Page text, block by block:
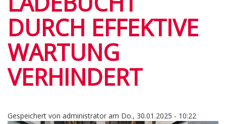
DURCH EFFEKTIVE
WARTUNG
VERHINDERT
Gespeichert von administrator am Do., 30.01.2025 - 10:22